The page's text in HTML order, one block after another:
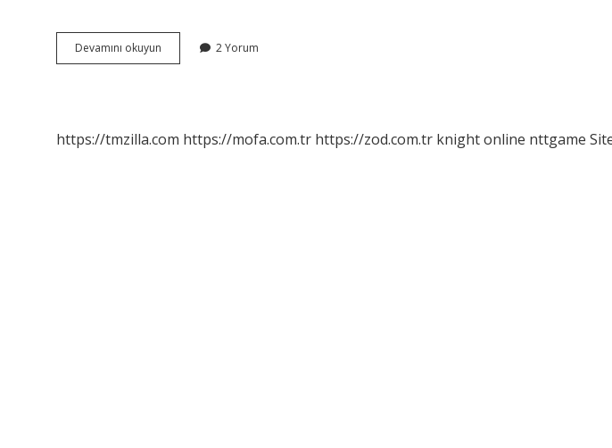
Devamını okuyun
Yapmak
2 Yorum
https://tmzilla.com https://mofa.com.tr https://zod.com.tr knight online nttgame